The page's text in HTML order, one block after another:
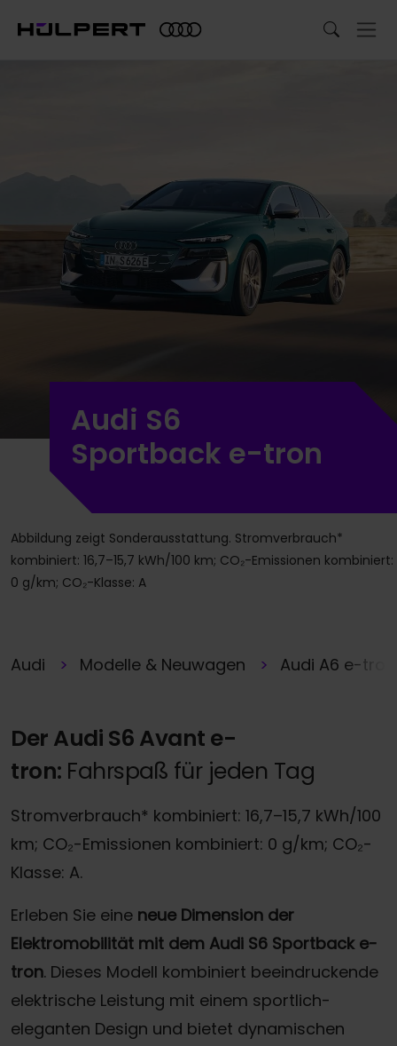
Audi S6
Sportback e-tron
Abbildung zeigt Sonderausstattung. Stromverbrauch*
kombiniert: 16,7–15,7 kWh/100 km; CO₂-Emissionen kombiniert:
0 g/km; CO₂-Klasse: A
Audi Modelle & Neuwagen Audi A6 e-tron
Der Audi S6 Avant e-
tron: Fahrspaß für jeden Tag
Stromverbrauch* kombiniert: 16,7–15,7 kWh/100
km; CO₂-Emissionen kombiniert: 0 g/km; CO₂-
Klasse: A.
Erleben Sie eine neue Dimension der
Elektromobilität mit dem Audi S6 Sportback e-
tron. Dieses Modell kombiniert beeindruckende
elektrische Leistung mit einem sportlich-
eleganten Design und bietet dynamischen